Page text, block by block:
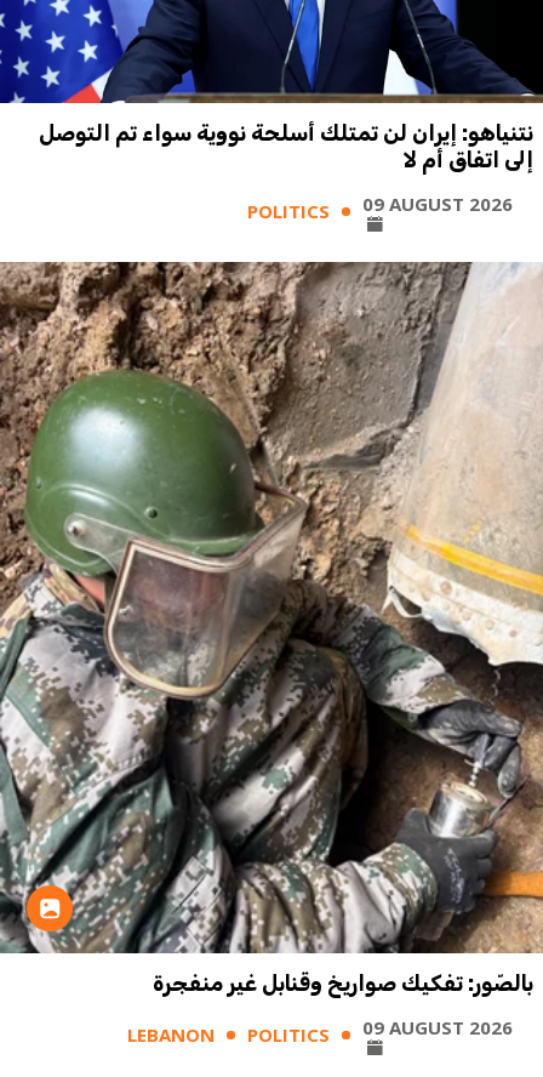
نتنياهو: إيران لن تمتلك أسلحة نووية سواء تم التوصل
إلى اتفاق أم لا
POLITICS 09 AUGUST 2026
بالصّور: تفكيك صواريخ وقنابل غير منفجرة
LEBANON POLITICS 09 AUGUST 2026